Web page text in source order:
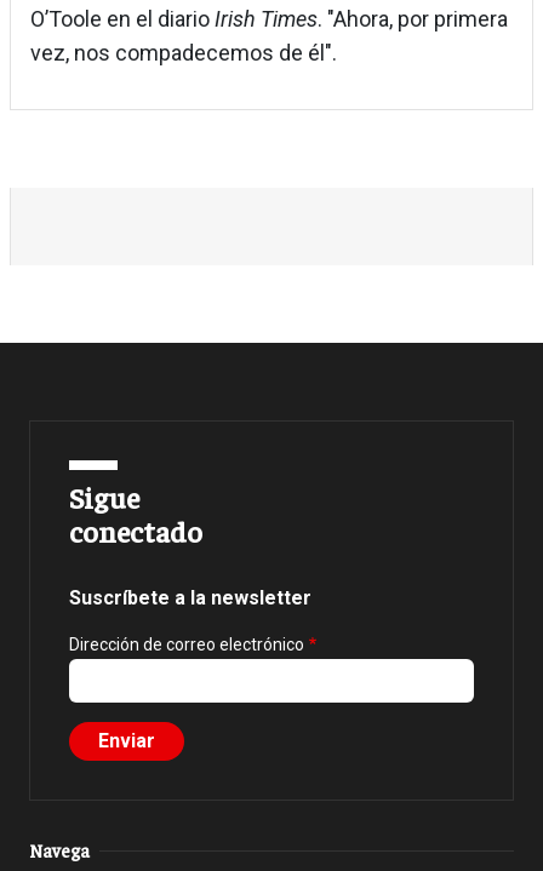
O’Toole en el diarioIrish Times. "Ahora, por primera
vez, nos compadecemos de él".
Sigue
conectado
Suscríbete a la newsletter
Dirección de correo electrónico
Navega